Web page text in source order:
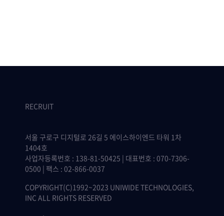
RECRUIT
서울 구로구 디지털로 26길 5 에이스하이엔드 타워 1차
1404호
사업자등록번호 : 138-81-50425 | 대표번호 : 070-7306-
0500 | 팩스 : 02-866-0037
COPYRIGHT(C)1992~2023 UNIWIDE TECHNOLOGIES,
INC ALL RIGHTS RESERVED